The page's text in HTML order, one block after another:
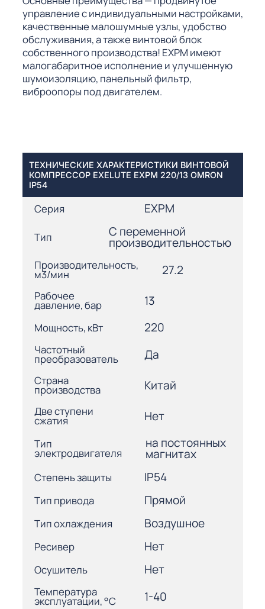
управление с индивидуальными настройками,
качественные малошумные узлы, удобство
обслуживания, а также винтовой блок
собственного производства! EXPM имеют
малогабаритное исполнение и улучшенную
шумоизоляцию, панельный фильтр,
виброопоры под двигателем.
ТЕХНИЧЕСКИЕ ХАРАКТЕРИСТИКИ ВИНТОВОЙ
КОМПРЕССОР EXELUTE EXPM 220/13 OMRON
IP54
Серия EXPM
Тип С переменной
производительностью
Производительность,
м3/мин 27.2
Рабочее
давление, бар 13
Мощность, кВт 220
Частотный
преобразователь Да
Страна
производства Китай
Две ступени
сжатия Нет
Тип
электродвигателя
на постоянных
магнитах
Степень защиты IP54
Тип привода Прямой
Тип охлаждения Воздушное
Ресивер Нет
Осушитель Нет
Температура
эксплуатации, °С 1-40